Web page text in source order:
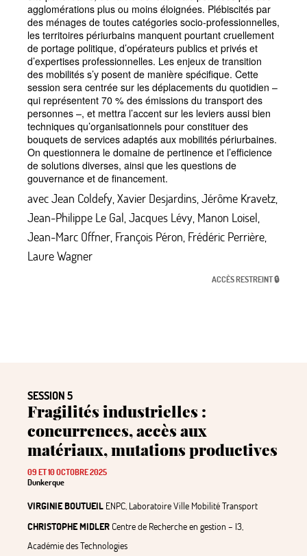
agglomérations plus ou moins éloignées. Plébiscités par
des ménages de toutes catégories socio-professionnelles,
les territoires périurbains manquent pourtant cruellement
de portage politique, d’opérateurs publics et privés et
d’expertises professionnelles. Les enjeux de transition
des mobilités s’y posent de manière spécifique. Cette
session sera centrée sur les déplacements du quotidien –
qui représentent 70 % des émissions du transport des
personnes –, et mettra l’accent sur les leviers aussi bien
techniques qu’organisationnels pour constituer des
bouquets de services adaptés aux mobilités périurbaines.
On questionnera le domaine de pertinence et l’efficience
de solutions diverses, ainsi que les questions de
gouvernance et de financement.
avecJean Coldefy Xavier Desjardins Jérôme Kravetz
Jean-Philippe Le Gal Jacques Lévy Manon Loisel
Jean-Marc Offner François Péron Frédéric Perrière
Laure Wagner
ACCÈS RESTREINT 🔒
SESSION 5
Fragilités industrielles :
concurrences, accès aux
matériaux, mutations productives
09 ET 10 OCTOBRE 2025
Dunkerque
VIRGINIE BOUTUEIL ENPC, Laboratoire Ville Mobilité Transport
CHRISTOPHE MIDLER Centre de Recherche en gestion – I3,
Académie des Technologies